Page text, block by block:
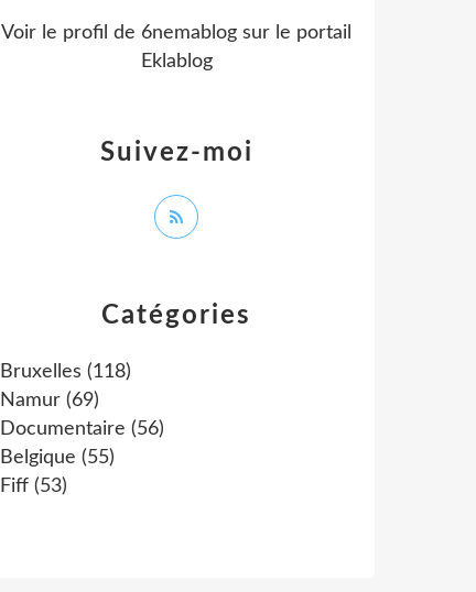
Catégories
Bruxelles (118)
Namur (69)
Documentaire (56)
Belgique (55)
Fiff (53)
Suivez-moi
Voir le profil de 6nemablog sur le portail
Eklablog